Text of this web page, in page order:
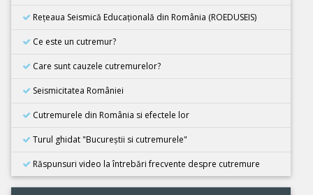
Cutremur M4.5, Zona seismica Vrancea
08 Decembrie 2025
Cutremur M5.5, Bangladesh
02 Noiembrie 2025
25 Octombrie 2025
Cutremur M4.2, Zona seismica Vrancea
Rețeaua Seismică Educațională din România (ROEDUSEIS)
Ce este un cutremur?
Care sunt cauzele cutremurelor?
Seismicitatea României
Cutremurele din România si efectele lor
Turul ghidat "Bucureştii si cutremurele"
Răspunsuri video la întrebări frecvente despre cutremure